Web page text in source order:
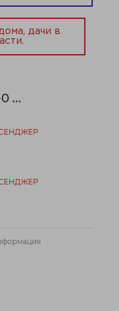
дачи в
...